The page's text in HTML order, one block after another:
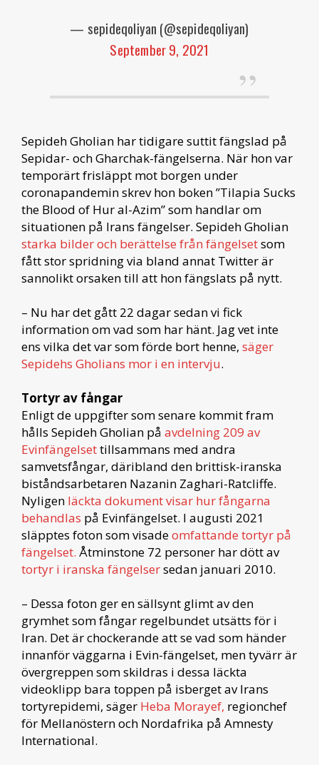
— sepideqoliyan (@sepideqoliyan)
September 9, 2021
Sepideh Gholian har tidigare suttit fängslad på
Sepidar- och Gharchak-fängelserna. När hon var
temporärt frisläppt mot borgen under
coronapandemin skrev hon boken ”Tilapia Sucks
the Blood of Hur al-Azim” som handlar om
situationen på Irans fängelser. Sepideh Gholian
starka bilder och berättelse från fängelsetsom
fått stor spridning via bland annat Twitter är
sannolikt orsaken till att hon fängslats på nytt.
– Nu har det gått 22 dagar sedan vi fick
information om vad som har hänt. Jag vet inte
ens vilka det var som förde bort henne, säger
Sepidehs Gholians mor i en intervju.
Tortyr av fångar
Enligt de uppgifter som senare kommit fram
hålls Sepideh Gholian på avdelning 209 av
Evinfängelsettillsammans med andra
samvetsfångar, däribland den brittisk-iranska
biståndsarbetaren Nazanin Zaghari-Ratcliffe.
Nyligen läckta dokument visar hur fångarna
behandlas på Evinfängelset. I augusti 2021
släpptes foton som visadeomfattande tortyr på
fängelset. Åtminstone 72 personer har dött av
tortyr i iranska fängelsersedan januari 2010.
– Dessa foton ger en sällsynt glimt av den
grymhet som fångar regelbundet utsätts för i
Iran. Det är chockerande att se vad som händer
innanför väggarna i Evin-fängelset, men tyvärr är
övergreppen som skildras i dessa läckta
videoklipp bara toppen på isberget av Irans
tortyrepidemi, säger Heba Morayef, regionchef
för Mellanöstern och Nordafrika på Amnesty
International.